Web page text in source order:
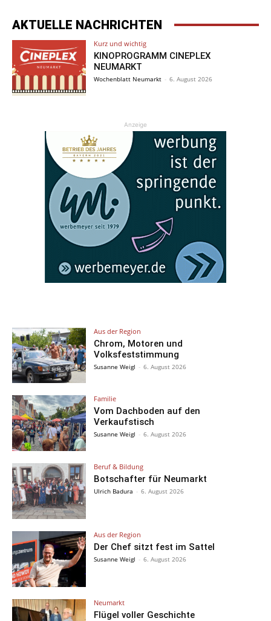
AKTUELLE NACHRICHTEN
Kurz und wichtig
KINOPROGRAMM CINEPLEX
NEUMARKT
Wochenblatt Neumarkt - 6. August 2026
Anzeige
Aus der Region
Chrom, Motoren und
Volksfeststimmung
Susanne Weigl - 6. August 2026
Familie
Vom Dachboden auf den
Verkaufstisch
Susanne Weigl - 6. August 2026
Beruf & Bildung
Botschafter für Neumarkt
Ulrich Badura - 6. August 2026
Aus der Region
Der Chef sitzt fest im Sattel
Susanne Weigl - 6. August 2026
Neumarkt
Flügel voller Geschichte